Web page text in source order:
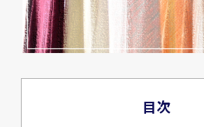
目次